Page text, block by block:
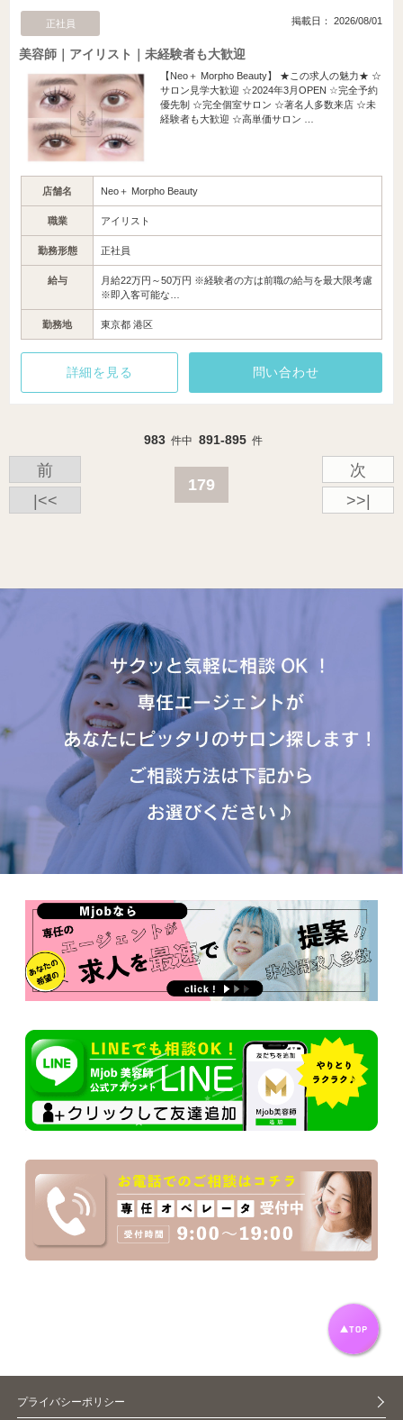
正社員 掲載日： 2026/08/01
美容師｜アイリスト｜未経験者も大歓迎
【Neo＋ Morpho Beauty】 ★この求人の魅力★ ☆
サロン見学大歓迎 ☆2024年3月OPEN ☆完全予約
優先制 ☆完全個室サロン ☆著名人多数来店 ☆未
経験者も大歓迎 ☆高単価サロン …
店舗名 Neo＋ Morpho Beauty
職業 アイリスト
勤務形態 正社員
給与
月給22万円～50万円 ※経験者の方は前職の給与を最大限考慮
※即入客可能な…
勤務地 東京都 港区
詳細を見る 問い合わせ
983 件中 891-895 件
|<<
前
179
次
>>|
プライバシーポリシー